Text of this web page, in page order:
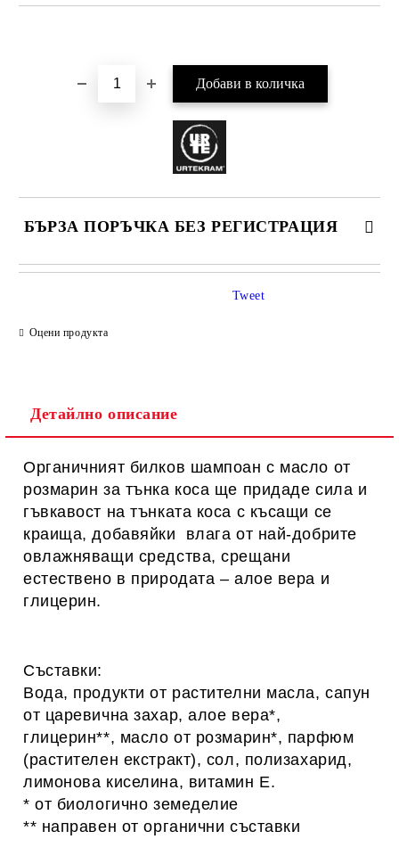
БЪРЗА ПОРЪЧКА БЕЗ РЕГИСТРАЦИЯ
САМО ПОПЪЛНЕТЕ 1 ПОЛЕ
Ние ще се свържем с вас в рамките на работния ден.
Оцени продукта
Tweet
Детайлно описание
Органичният билков шампоан с масло от
розмарин за тънка коса ще придаде сила и
гъвкавост на тънката коса с късащи се
краища, добавяйки влага от най-добрите
овлажняващи средства, срещани
естествено в природата – алое вера и
глицерин.
Съставки:
Вода, продукти от растителни масла, сапун
от царевична захар, алое вера*,
глицерин**, масло от розмарин*, парфюм
(растителен екстракт), сол, полизахарид,
лимонова киселина, витамин Е.
* от биологично земеделие
** направен от органични съставки